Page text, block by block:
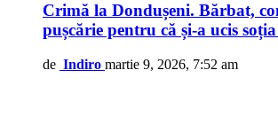
Crimă la Dondușeni. Bărbat,
pușcărie pentru că și-a ucis
de Indiro martie 9, 2026, 7:52 am